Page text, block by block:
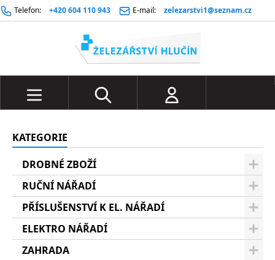
Telefon: +420 604 110 943 E-mail: zelezarstvi1@seznam.cz
KATEGORIE
DROBNÉ ZBOŽÍ
RUČNÍ NÁŘADÍ
PŘÍSLUŠENSTVÍ K EL. NÁŘADÍ
ELEKTRO NÁŘADÍ
ZAHRADA